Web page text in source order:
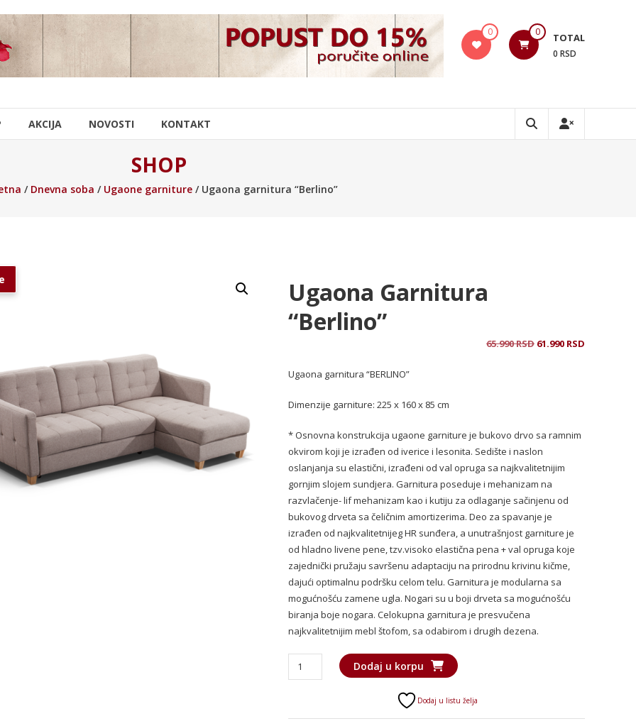
0 0 TOTAL
0 RSD
AKCIJA NOVOSTI KONTAKT
SHOP
/ Dnevna soba / Ugaone garniture/ Ugaona garnitura “Berlino”
Ugaona Garnitura
“Berlino”
65.990RSD Originalna
61.990 RSD
Ugaona garnitura “BERLINO”
Dimenzije garniture: 225 x 160 x 85 cm
* Osnovna konstrukcija ugaone garniture je bukovo drvo sa ramnim
okvirom koji je izrađen od iverice i lesonita. Sedište i naslon
oslanjanja su elastični, izrađeni od val opruga sa najkvalitetnijim
gornjim slojem sundjera. Garnitura poseduje i mehanizam na
razvlačenje- lif mehanizam kao i kutiju za odlaganje sačinjenu od
bukovog drveta sa čeličnim amortizerima. Deo za spavanje je
izrađen od najkvalitetnijeg HR sunđera, a unutrašnjost garniture je
od hladno livene pene, tzv.visoko elastična pena + val opruga koje
zajednički pružaju savršenu adaptaciju na prirodnu krivinu kičme,
dajući optimalnu podršku celom telu. Garnitura je modularna sa
mogućnošću zamene ugla. Nogari su u boji drveta sa mogućnošću
biranja boje nogara. Celokupna garnitura je presvučena
najkvalitetnijim mebl štofom, sa odabirom i drugih dezena.
Ugaona
garnitura
Dodaj u korpu
Dodaj u listu želja